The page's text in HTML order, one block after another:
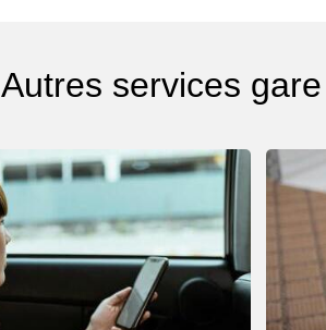
Autres services